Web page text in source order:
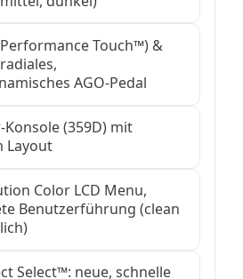
Touch™) &
AGO-Pedal
(359D) mit
Layout
Color LCD Menu,
Benutzerführung (clean
Select™: neue, schnelle